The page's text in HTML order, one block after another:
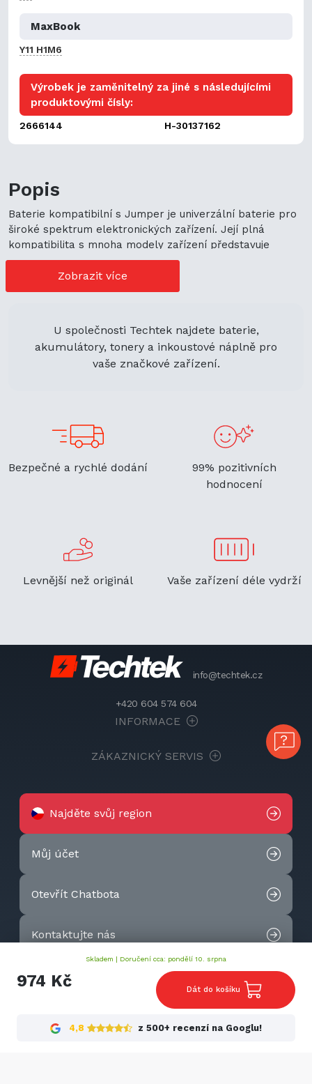
Skladem | Doručení cca: pondělí 10. srpna
974 Kč Dát do košíku
4,8 z 500+ recenzí na Googlu!
MaxBook
Y11 H1M6
Výrobek je zaměnitelný za jiné s následujícími
produktovými čísly:
2666144 H-30137162
Popis
Baterie kompatibilní s Jumper je univerzální baterie pro
široké spektrum elektronických zařízení. Její plná
kompatibilita s mnoha modely zařízení představuje
cenově výhodné možnosti nákupu. Její univerzální použití
navíc podporuje ekologickou udržitelnost a zaručuje
flexibilitu.
Zobrazit více
U společnosti Techtek najdete baterie,
akumulátory, tonery a inkoustové náplně pro
vaše značkové zařízení.
Bezpečné a rychlé dodání
99% pozitivních
hodnocení
Levnější než originál Vaše zařízení déle vydrží
info@techtek.cz
+420 604 574 604
INFORMACE
ZÁKAZNICKÝ SERVIS
Najděte svůj region
Můj účet
Otevřít Chatbota
Kontaktujte nás
2026 © Techtek. All rights reserved.
Cookies